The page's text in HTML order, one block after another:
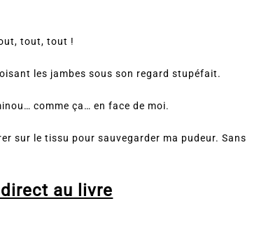
tout, tout !
les jambes sous son regard stupéfait.
comme ça… en face de moi.
sur le tissu pour sauvegarder ma pudeur. Sans
au livre